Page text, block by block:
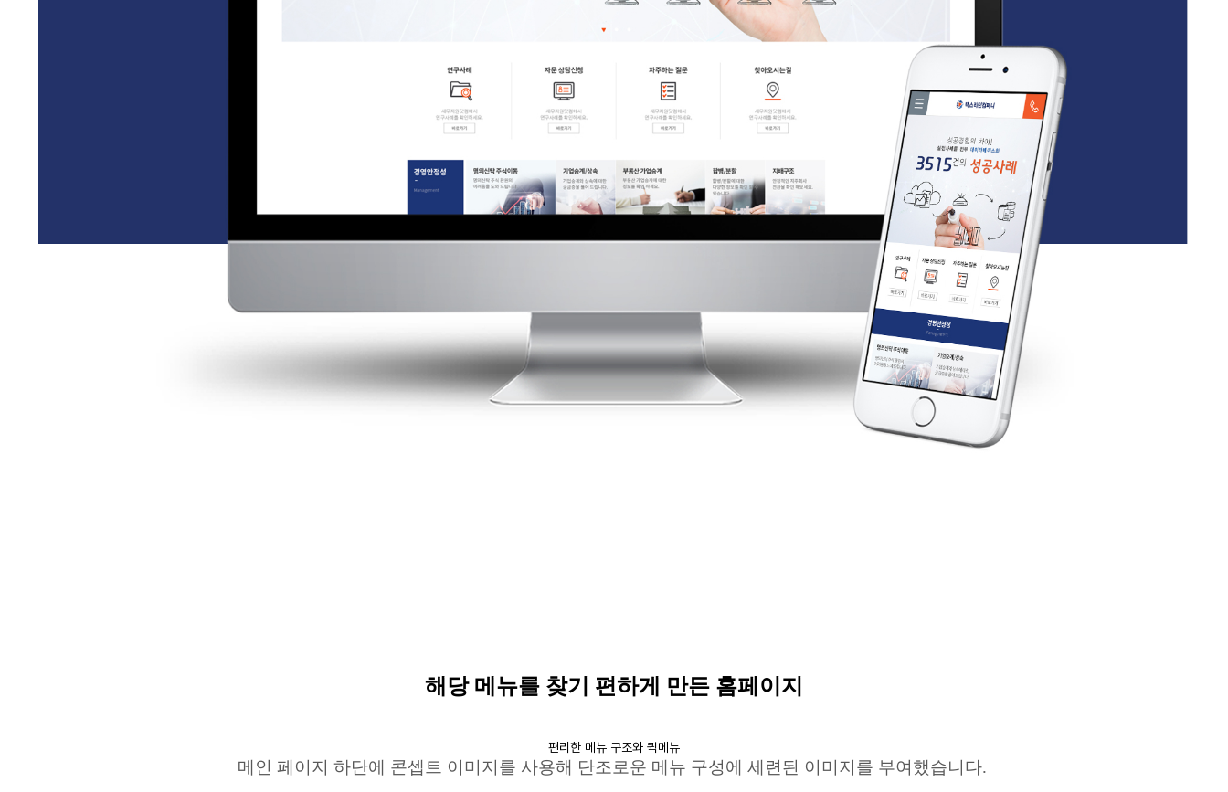
해당 메뉴를 찾기 편하게 만든 홈페이지
편리한 메뉴 구조와 퀵메뉴
메인 페이지 하단에 콘셉트 이미지를 사용해 단조로운 메뉴 구성에 세련된 이미지를 부여했습니다.